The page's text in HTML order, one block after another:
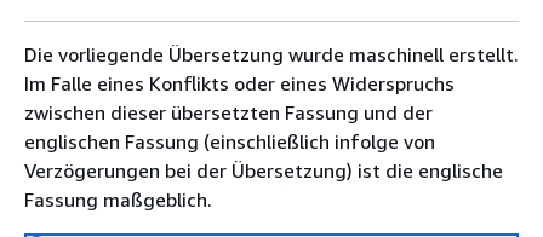
Die vorliegende Übersetzung wurde maschinell erstellt.
Im Falle eines Konflikts oder eines Widerspruchs
zwischen dieser übersetzten Fassung und der
englischen Fassung (einschließlich infolge von
Verzögerungen bei der Übersetzung) ist die englische
Fassung maßgeblich.